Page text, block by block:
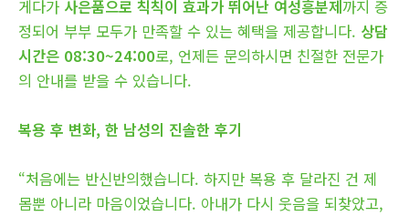
게다가 사은품으로 칙칙이 효과가 뛰어난 여성흥분제 까지 증
정되어 부부 모두가 만족할 수 있는 혜택을 제공합니다. 상담
시간은 08:30~24:00로, 언제든 문의하시면 친절한 전문가
의 안내를 받을 수 있습니다.
복용 후 변화, 한 남성의 진솔한 후기
“처음에는 반신반의했습니다. 하지만 복용 후 달라진 건 제
몸뿐 아니라 마음이었습니다. 아내가 다시 웃음을 되찾았고,